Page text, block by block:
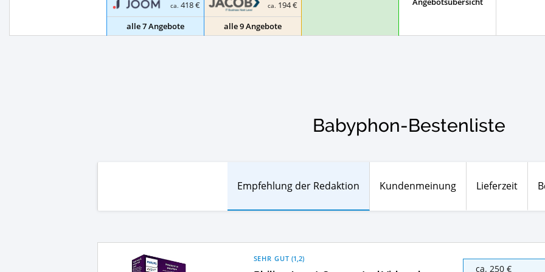
ca.418 €
alle 7 Angebote
ca. 194 €
alle 9 Angebote
Babyphon-Bestenliste
Empfehlung der Redaktion Kundenmeinung Lieferzeit
SEHR GUT (1,2)
ca. 250 €